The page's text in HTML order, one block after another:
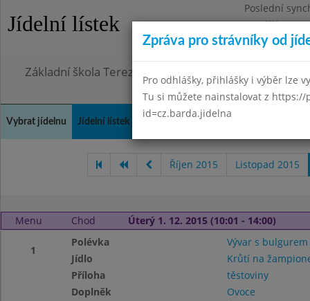
Jídelní lístek
Poslední
Pondělí
Omezení
Základní škola Terezín, okres Litoměřice
Vybrat jídelnu Jídelní lístek Kontakty a informace
Říjen 2015 Listopad 2015
Menu Chod Úterý 1. 12. 2015 (10:01 - 14:00)
1
Polévka
Vývar s bulgurem
Jídlo
Krůtí na
Příloha
těstoviny
Doplněk
Ovoce
Zpráva pro strávníky od
Pro odhlášky, přihlášky i výběr lze
Tu si můžete nainstalovat z
id=cz.barda.jidelna